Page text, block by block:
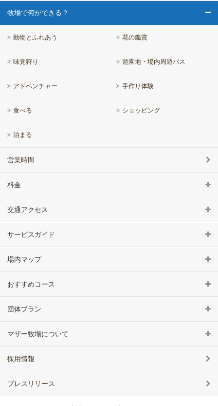
牧場で何ができる？
動物とふれあう 花の鑑賞
味覚狩り 遊園地・場内周遊バス
アドベンチャー 手作り体験
食べる ショッピング
泊まる
営業時間
料金
交通アクセス
サービスガイド
場内マップ
おすすめコース
団体プラン
マザー牧場について
採用情報
プレスリリース